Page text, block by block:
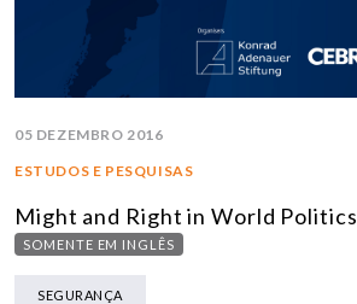
05 DEZEMBRO 2016
ESTUDOS E PESQUISAS
Might and Right in World Politics
SOMENTE EM INGLÊS
SEGURANÇA